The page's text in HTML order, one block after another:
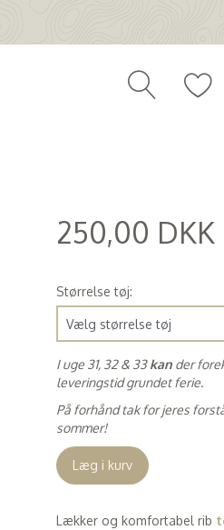
250,00 DKK
Størrelse tøj:
I uge 31, 32 & 33kan der
leveringstid grundet ferie.
På forhånd tak for jeres
sommer!
Læg i kurv
Lækker og komfortabel rib